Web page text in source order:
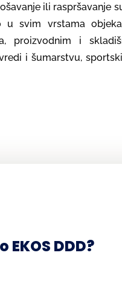
ili raspršavanje
u svim vrstama
proizvodnim i
i šumarstvu,
EKOS DDD?